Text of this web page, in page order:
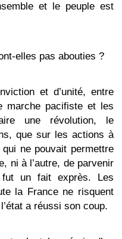
et le peuple est
elles pas abouties ?
et d’unité, entre
marche pacifiste et les
une révolution, le
que sur les actions à
ne pouvait permettre
ni à l’autre, de parvenir
un fait exprès. Les
la France ne risquent
a réussi son coup.